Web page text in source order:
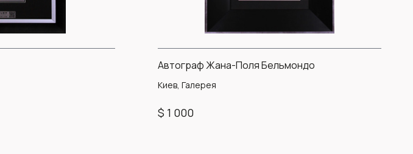
Автограф Жана-Поля Бельмондо
Киев, Галерея
$ 1 000